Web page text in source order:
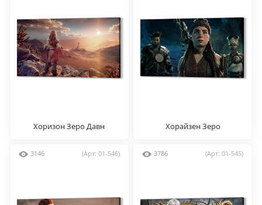
Хоризон Зеро Давн Хорайзен Зеро
3146 (Арт: 01-546) 3786 (Арт: 01-545)